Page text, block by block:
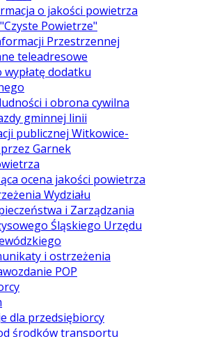
o jakości powietrza
Powietrze"
Przestrzennej
teleadresowe
dodatku
i obrona cywilna
gminnej linii
publicznej Witkowice-
przez Garnek
ocena jakości powietrza
Wydziału
i Zarządzania
Śląskiego Urzędu
i ostrzeżenia
POP
dla przedsiębiorcy
środków transportu